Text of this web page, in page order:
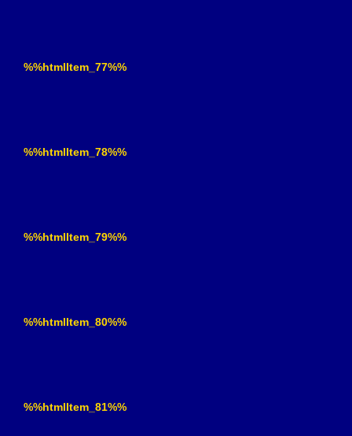
%%htmlItem_77%%
%%htmlItem_78%%
%%htmlItem_79%%
%%htmlItem_80%%
%%htmlItem_81%%